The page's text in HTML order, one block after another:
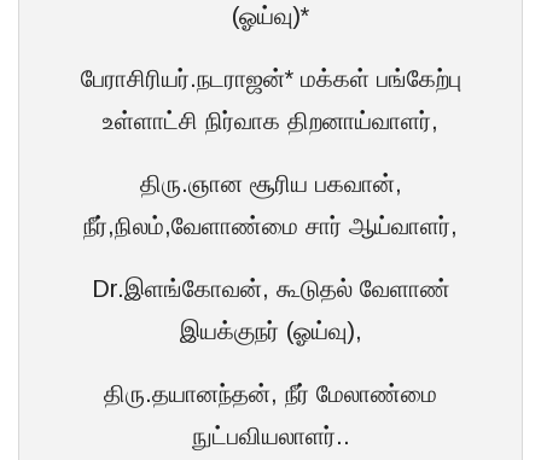
(ஓய்வு)*
பேராசிரியர்.நடராஜன்* மக்கள் பங்கேற்பு
உள்ளாட்சி நிர்வாக திறனாய்வாளர்,
திரு.ஞான சூரிய பகவான்,
நீர்,நிலம்,வேளாண்மை சார் ஆய்வாளர்,
Dr.இளங்கோவன், கூடுதல் வேளாண்
இயக்குநர் (ஓய்வு),
திரு.தயானந்தன், நீர் மேலாண்மை
நுட்பவியலாளர்..